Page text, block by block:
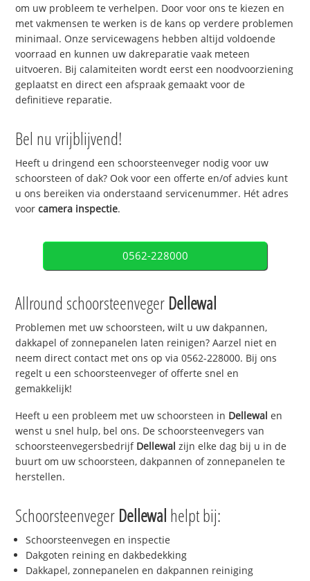
om uw probleem te verhelpen. Door voor ons te kiezen en
met vakmensen te werken is de kans op verdere problemen
minimaal. Onze servicewagens hebben altijd voldoende
voorraad en kunnen uw dakreparatie vaak meteen
uitvoeren. Bij calamiteiten wordt eerst een noodvoorziening
geplaatst en direct een afspraak gemaakt voor de
definitieve reparatie.
Bel nu vrijblijvend!
Heeft u dringend een schoorsteenveger nodig voor uw
schoorsteen of dak? Ook voor een offerte en/of advies kunt
u ons bereiken via onderstaand servicenummer. Hét adres
voorcamera inspectie.
0562-228000
Allround schoorsteenveger Dellewal
Problemen met uw schoorsteen, wilt u uw dakpannen,
dakkapel of zonnepanelen laten reinigen? Aarzel niet en
neem direct contact met ons op via 0562-228000. Bij ons
regelt u een schoorsteenveger of offerte snel en
gemakkelijk!
Heeft u een probleem met uw schoorsteen in Dellewal en
wenst u snel hulp, bel ons. De schoorsteenvegers van
schoorsteenvegersbedrijf Dellewal zijn elke dag bij u in de
buurt om uw schoorsteen, dakpannen of zonnepanelen te
herstellen.
Schoorsteenveger Dellewal helpt bij:
Schoorsteenvegen en inspectie
Dakgoten reining en dakbedekking
Dakkapel, zonnepanelen en dakpannen reiniging